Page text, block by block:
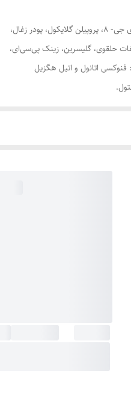
آب دیونیزه، پلی وینیل الکل، اتانول، پی ای جی- 8، پروپیلن گلایکول، پودر زغال،
حلقوی، گلیسرین، زینک پی‌سی‌ای،
اتانول و اتیل هگزیل